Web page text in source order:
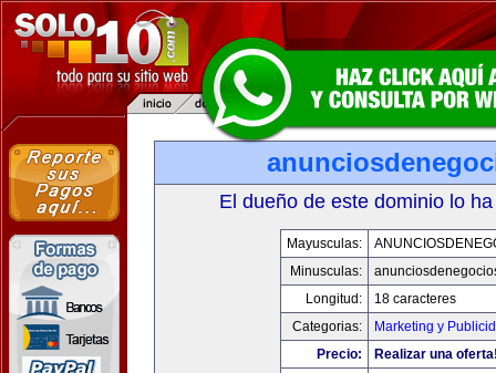
El dueño de este dominio lo
Mayusculas:
Minusculas:
Longitud:
18 caracteres
Categorias:
Marketing y
Precio:
Realizar una